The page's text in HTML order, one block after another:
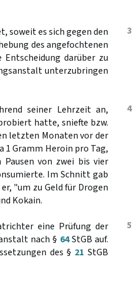
3
soweit es sich gegen den
des angefochtenen
darüber zu
unterzubringen
4
seiner Lehrzeit an,
hatte, sniefte bzw.
letzten Monaten vor der
1 Gramm Heroin pro Tag,
von zwei bis vier
Im Schnitt gab
"um zu Geld für Drogen
Kokain.
5
eine Prüfung der
nach § 64StGB auf.
des § 21 StGB